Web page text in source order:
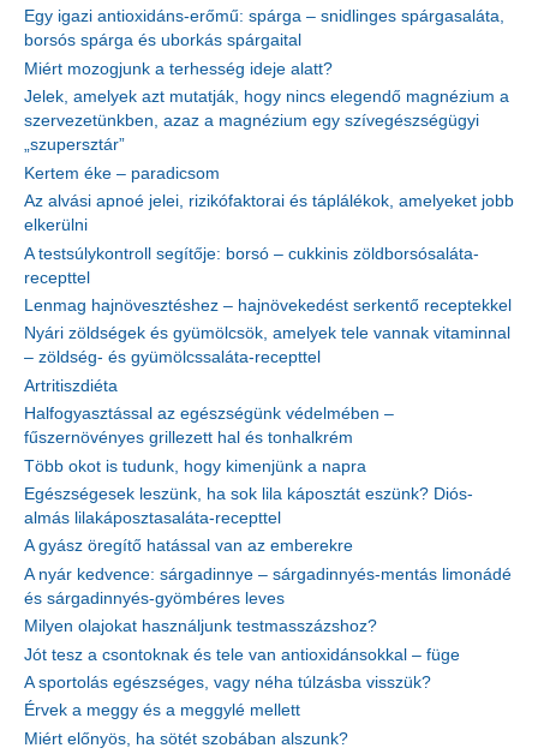
Egy igazi antioxidáns-erőmű: spárga – snidlinges spárgasaláta,
borsós spárga és uborkás spárgaital
Miért mozogjunk a terhesség ideje alatt?
Jelek, amelyek azt mutatják, hogy nincs elegendő magnézium a
szervezetünkben, azaz a magnézium egy szívegészségügyi
„szupersztár”
Kertem éke – paradicsom
Az alvási apnoé jelei, rizikófaktorai és táplálékok, amelyeket jobb
elkerülni
A testsúlykontroll segítője: borsó – cukkinis zöldborsósaláta-
recepttel
Lenmag hajnövesztéshez – hajnövekedést serkentő receptekkel
Nyári zöldségek és gyümölcsök, amelyek tele vannak vitaminnal
– zöldség- és gyümölcssaláta-recepttel
Artritiszdiéta
Halfogyasztással az egészségünk védelmében –
fűszernövényes grillezett hal és tonhalkrém
Több okot is tudunk, hogy kimenjünk a napra
Egészségesek leszünk, ha sok lila káposztát eszünk? Diós-
almás lilakáposztasaláta-recepttel
A gyász öregítő hatással van az emberekre
A nyár kedvence: sárgadinnye – sárgadinnyés-mentás limonádé
és sárgadinnyés-gyömbéres leves
Milyen olajokat használjunk testmasszázshoz?
Jót tesz a csontoknak és tele van antioxidánsokkal – füge
A sportolás egészséges, vagy néha túlzásba visszük?
Érvek a meggy és a meggylé mellett
Miért előnyös, ha sötét szobában alszunk?